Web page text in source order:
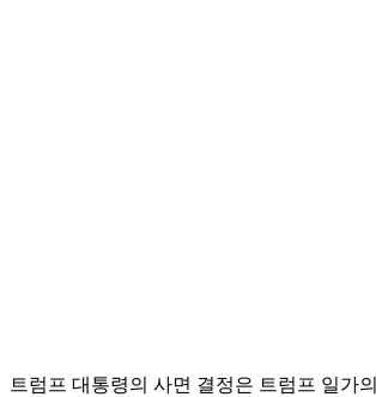
트럼프 대통령의 사면 결정은 트럼프 일가